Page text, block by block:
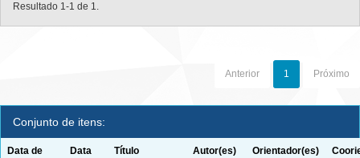
Resultado 1-1 de 1.
Anterior 1 Próximo
Conjunto de itens:
Data de
Data
Título Autor(es) Orientador(es)